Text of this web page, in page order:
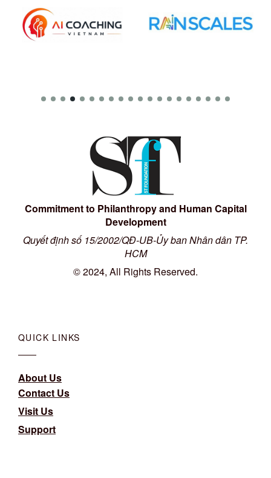
Commitment to Philanthropy and Human Capital
Development
Quyết định số 15/2002/QĐ-UB-Ủy ban Nhân dân TP.
HCM
© 2024, All Rights Reserved.
QUICK LINKS
About Us
Contact Us
Visit Us
Support